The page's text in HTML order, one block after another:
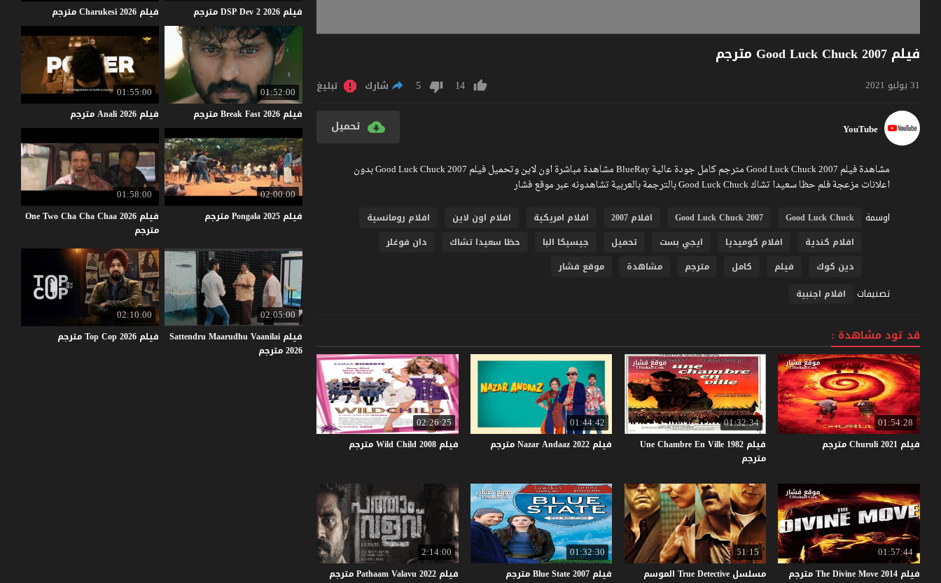
فيلم Good Luck Chuck 2007 مترجم
31 يوليو 2021 14
5 شارك تبليغ
YouTube تحميل
مشاهدة فيلم Good Luck Chuck 2007 مترجم كامل جودة عالية BlueRay مشاهدة مباشرة اون لاين وتحميل فيلم Good Luck Chuck 2007 بدون
اعلانات مزعجة فلم حظا سعيدا تشاك Good Luck Chuck بالترجمة بالعربية تشاهدونه عبر موقع فشار
اوسمة
Good Luck Chuck
Good Luck Chuck 2007 افلام 2007 افلام امريكية افلام اون لاين
افلام رومانسية
افلام كندية
افلام كوميديا ايجي بست تحميل جيسيكا البا حظا سعيدا تشاك
دان فوغلر
دين كوك
فيلم كامل مترجم مشاهدة موقع فشار
تصنيفات افلام اجنبية
قد تود مشاهدة :
01:54:28
فيلم Churuli2021 مترجم
01:32:34
فيلم Une Chambre En Ville 1982
مترجم
01:44:42
فيلم Nazar Andaaz 2022 مترجم
02:26:25
فيلم WildChild2008 مترجم
01:57:44
فيلم TheDivineMove2014 مترجم
51:15
مسلسل True Detective الموسم
01:32:30
فيلم Blue State 2007 مترجم
2:14:00
فيلم PathaamValavu2022 مترجم
فيلم DSPDev22026 مترجم فيلم Charukesi2026 مترجم
01:52:00
فيلم BreakFast2026 مترجم
01:55:00
فيلم Anali2026 مترجم
02:00:00
فيلم Pongala2025 مترجم
01:58:00
فيلم One Two Cha Cha Chaa 2026
مترجم
02:05:00
فيلم Sattendru Maarudhu Vaanilai
2026 مترجم
02:10:00
فيلم TopCop2026 مترجم